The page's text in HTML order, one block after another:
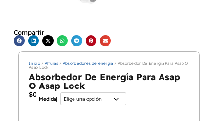
Compartir
Inicio/ Alturas/ Absorbedores de energía / Absorbedor De Energía Para Asap O
Asap Lock
Absorbedor De Energía Para Asap
O Asap Lock
$0
Medida|